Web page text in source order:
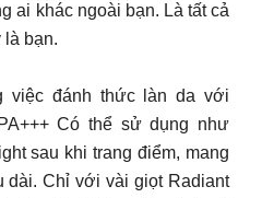
ai khác ngoài bạn. Là tất cả
là bạn.
việc đánh thức làn da với
Có thể sử dụng như
sau khi trang điểm, mang
dài. Chỉ với vài giọt Radiant